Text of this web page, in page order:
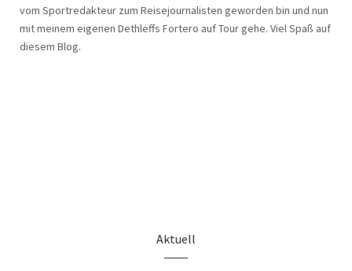
vom Sportredakteur zum Reisejournalisten geworden bin und nun
mit meinem eigenen Dethleffs Fortero auf Tour gehe. Viel Spaß auf
diesem Blog.
Aktuell